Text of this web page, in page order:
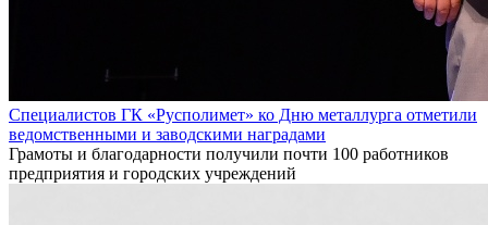
Специалистов ГК «Русполимет» ко Дню металлурга отметили
ведомственными и заводскими наградами
Грамоты и благодарности получили почти 100 работников
предприятия и городских учреждений